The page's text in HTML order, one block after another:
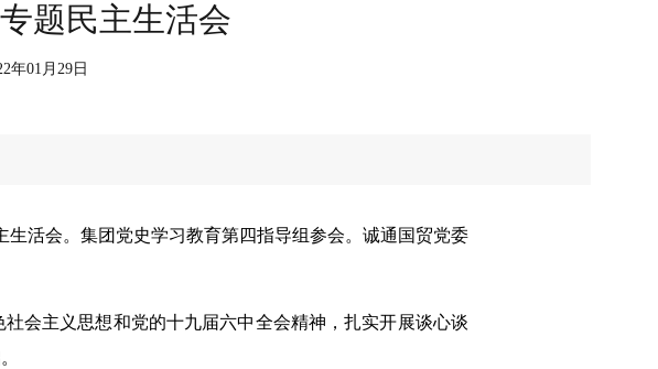
题民主生活会
年01月29日
活会。集团党史学习教育第四指导组参会。诚通国贸党委
主义思想和党的十九届六中全会精神，扎实开展谈心谈